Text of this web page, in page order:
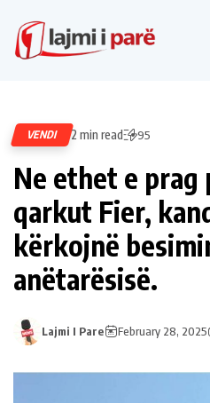
VENDI 2 min read 95
Ne ethet e prag
qarkut Fier,
kërkojnë
anëtarësisë.
Lajmi I Pare February 28, 2025